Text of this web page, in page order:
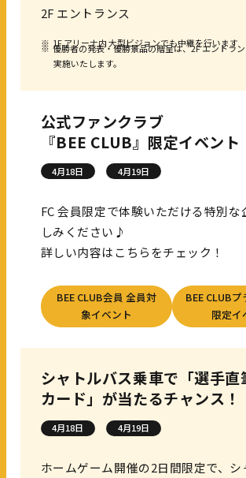
2F エントランス
※ 1F アリーナ内 大型ビジョンでも中継を行います
※ 優勝者の発表・優勝景品の贈呈は、2F エントラ
実施いたします。
公式ファンクラブ
『BEE CLUB』限定イベント
4月18日 4月19日
FC 会員限定で体験いただける特別な
しみください♪
詳しい内容はこちらをチェック！
BEE CLUB会員 全員対
象イベント
BEE CLUB
限定イ
シャトルバス乗車で「選手直
カード」が当たるチャンス！
4月18日 4月19日
ホームゲーム開催の2日間限定で、シ